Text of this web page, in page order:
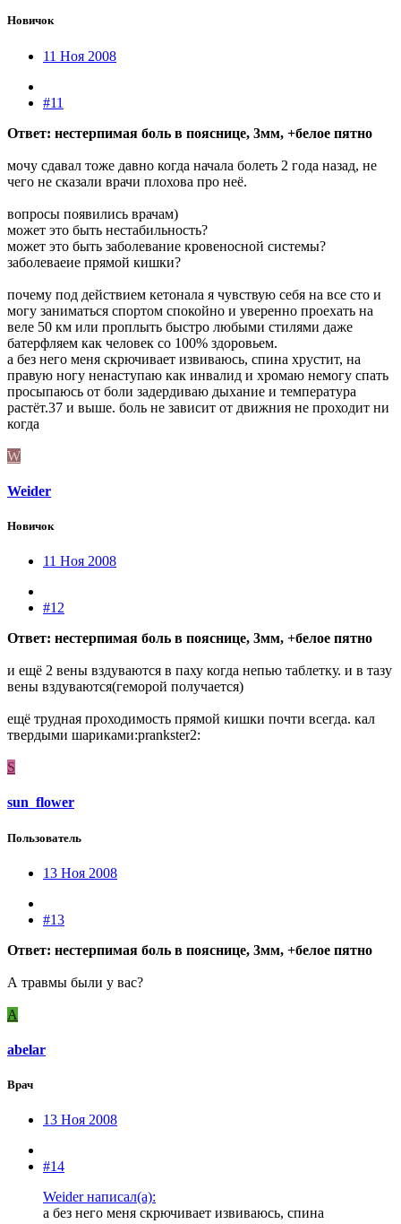
Новичок
11 Ноя 2008
#11
Ответ: нестерпимая боль в пояснице, 3мм, +белое пятно
мочу сдавал тоже давно когда начала болеть 2 года назад, не
чего не сказали врачи плохова про неё.
вопросы появились врачам)
может это быть нестабильность?
может это быть заболевание кровеносной системы?
заболеваеие прямой кишки?
почему под действием кетонала я чувствую себя на все сто и
могу заниматься спортом спокойно и уверенно проехать на
веле 50 км или проплыть быстро любыми стилями даже
батерфляем как человек со 100% здоровьем.
а без него меня скрючивает извиваюсь, спина хрустит, на
правую ногу ненаступаю как инвалид и хромаю немогу спать
просыпаюсь от боли задердиваю дыхание и температура
растёт.37 и выше. боль не зависит от движния не проходит ни
когда
W
Weider
Новичок
11 Ноя 2008
#12
Ответ: нестерпимая боль в пояснице, 3мм, +белое пятно
и ещё 2 вены вздуваются в паху когда непью таблетку. и в тазу
вены вздуваются(геморой получается)
ещё трудная проходимость прямой кишки почти всегда. кал
твердыми шариками:prankster2:
S
sun_flower
Пользователь
13 Ноя 2008
#13
Ответ: нестерпимая боль в пояснице, 3мм, +белое пятно
А травмы были у вас?
A
abelar
Врач
13 Ноя 2008
#14
Weider написал(а):
а без него меня скрючивает извиваюсь, спина